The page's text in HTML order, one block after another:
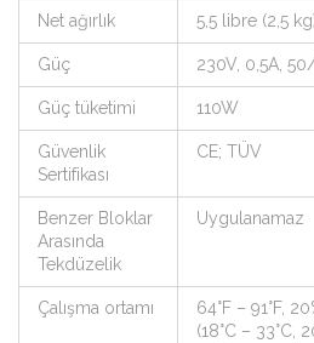
Net ağırlık 5,5 libre (2,5
Güç 230V, 0,5A,
Güç tüketimi 110W
Güvenlik
Sertifikası
CE; TÜV
Benzer Bloklar
Arasında
Tekdüzelik
Uygulanamaz
Çalışma ortamı
64°F – 91°F,
(18°C – 33°C,